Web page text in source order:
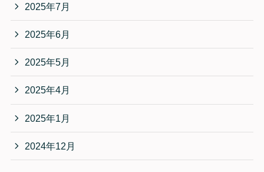
2025年7月
2025年6月
2025年5月
2025年4月
2025年1月
2024年12月